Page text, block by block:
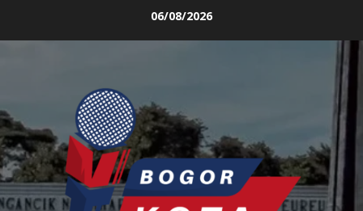
06/08/2026